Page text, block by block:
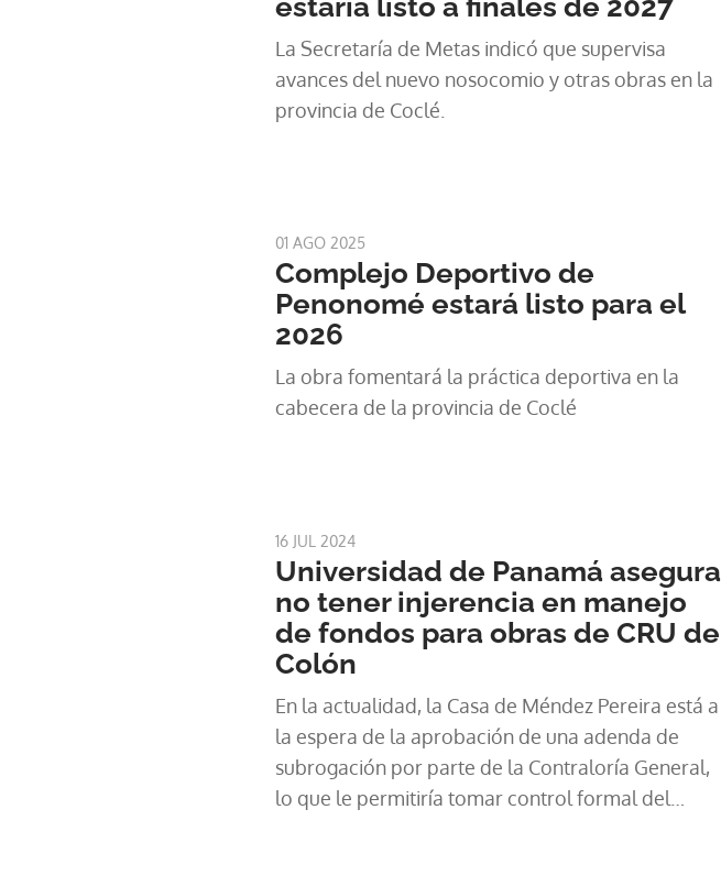
estaría listo a finales de 2027
La Secretaría de Metas indicó que supervisa
avances del nuevo nosocomio y otras obras en la
provincia de Coclé.
01 AGO 2025
Complejo Deportivo de
Penonomé estará listo para el
2026
La obra fomentará la práctica deportiva en la
cabecera de la provincia de Coclé
16 JUL 2024
Universidad de Panamá asegura
no tener injerencia en manejo
de fondos para obras de CRU de
Colón
En la actualidad, la Casa de Méndez Pereira está a
la espera de la aprobación de una adenda de
subrogación por parte de la Contraloría General,
lo que le permitiría tomar control formal del